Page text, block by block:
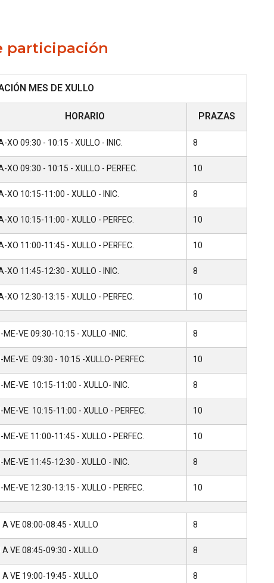
participación
MES DE XULLO
HORARIO PRAZAS
XO 09:30 - 10:15 - XULLO - INIC. 8
XO 09:30 - 10:15 - XULLO - PERFEC. 10
XO 10:15-11:00 - XULLO - INIC. 8
XO 10:15-11:00 - XULLO - PERFEC. 10
XO 11:00-11:45 - XULLO - PERFEC. 10
XO 11:45-12:30 - XULLO - INIC. 8
XO 12:30-13:15 - XULLO - PERFEC. 10
ME-VE 09:30-10:15 - XULLO -INIC. 8
ME-VE 09:30 - 10:15 -XULLO- PERFEC. 10
ME-VE 10:15-11:00 - XULLO- INIC. 8
ME-VE 10:15-11:00 - XULLO - PERFEC. 10
ME-VE 11:00-11:45 - XULLO - PERFEC. 10
ME-VE 11:45-12:30 - XULLO - INIC. 8
ME-VE 12:30-13:15 - XULLO - PERFEC. 10
A VE 08:00-08:45 - XULLO 8
A VE 08:45-09:30 - XULLO 8
A VE 19:00-19:45 - XULLO 8